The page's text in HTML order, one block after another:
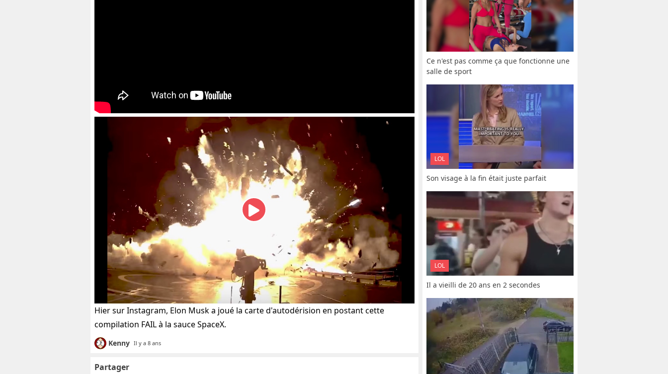
Hier sur Instagram, Elon Musk a joué la carte d'autodérision en postant cette
compilation FAIL à la sauce SpaceX.
Kenny Il y a 8 ans
Partager
Ce n'est pas comme ça que fonctionne une
salle de sport
LOL
Son visage à la fin était juste parfait
LOL
Il a vieilli de 20 ans en 2 secondes